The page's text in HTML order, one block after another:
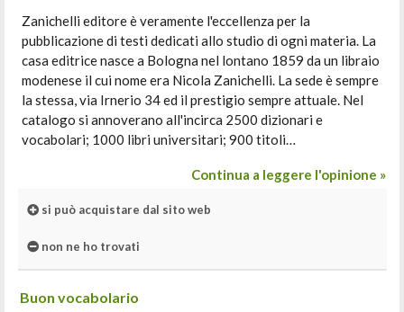
Zanichelli editore è veramente l'eccellenza per la
pubblicazione di testi dedicati allo studio di ogni materia. La
casa editrice nasce a Bologna nel lontano 1859 da un libraio
modenese il cui nome era Nicola Zanichelli. La sede è sempre
la stessa, via Irnerio 34 ed il prestigio sempre attuale. Nel
catalogo si annoverano all'incirca 2500 dizionari e
vocabolari; 1000 libri universitari; 900 titoli…
Continua a leggere l'opinione »
si può acquistare dal sito web
non ne ho trovati
Buon vocabolario